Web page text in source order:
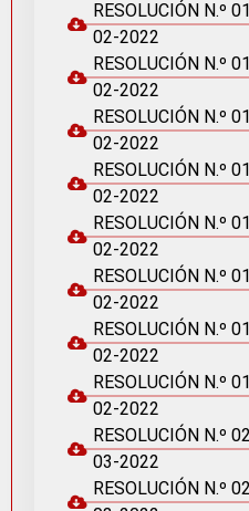
RESOLUCIÓN N.º
02-2022
RESOLUCIÓN N.º
02-2022
RESOLUCIÓN N.º
02-2022
RESOLUCIÓN N.º
02-2022
RESOLUCIÓN N.º
02-2022
RESOLUCIÓN N.º
02-2022
RESOLUCIÓN N.º
02-2022
RESOLUCIÓN N.º
02-2022
RESOLUCIÓN N.º
03-2022
RESOLUCIÓN N.º